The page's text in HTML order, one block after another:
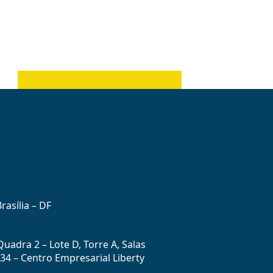
– DF
2 – Lote D, Torre A, Salas
– Centro Empresarial Liberty